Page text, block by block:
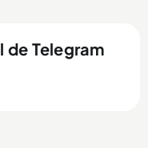
de Telegram